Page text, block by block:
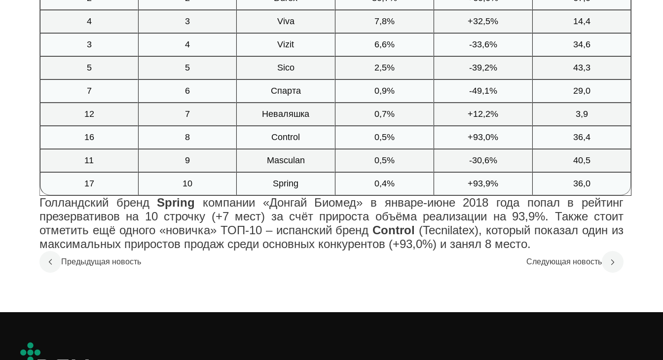
4 3 Viva 7,8% +32,5% 14,4
3 4 Vizit 6,6% -33,6% 34,6
5 5 Sico 2,5% -39,2% 43,3
7 6 Спарта 0,9% -49,1% 29,0
12 7 Неваляшка 0,7% +12,2% 3,9
16 8 Control 0,5% +93,0% 36,4
11 9 Masculan 0,5% -30,6% 40,5
17 10 Spring 0,4% +93,9% 36,0
Голландский бренд Spring компании «Донгай Биомед» в январе-июне 2018 года попал в рейтинг
презервативов на 10 строчку (+7 мест) за счёт прироста объёма реализации на 93,9%. Также стоит
отметить ещё одного «новичка» ТОП-10 – испанский бренд Control (Tecnilatex), который показал один из
максимальных приростов продаж среди основных конкурентов (+93,0%) и занял 8 место.
Предыдущая новость Следующая новость